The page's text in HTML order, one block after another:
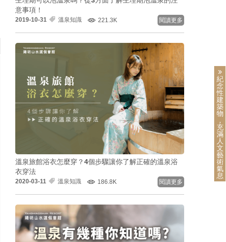
意事項！
2019-10-31 溫泉知識 221.3K 閱讀更多
溫泉旅館浴衣怎麼穿？4個步驟讓你了解正確的溫泉浴
衣穿法
2020-03-11 溫泉知識 186.8K 閱讀更多
紀
念
性
建
築
物
，
充
滿
人
文
藝
術
氣
息